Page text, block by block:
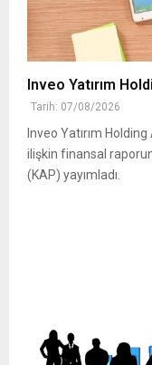
Inveo Yatırım
Tarih: 07/08/2026
Inveo Yatırım Holding
ilişkin finansal
(KAP) yayımladı.